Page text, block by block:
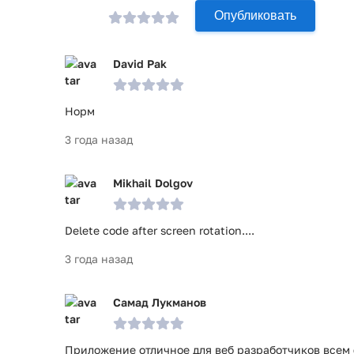
Опубликовать
David Pak
Норм
3 года назад
Mikhail Dolgov
Delete code after screen rotation....
3 года назад
Самад Лукманов
Приложение отличное для веб разработчиков всем